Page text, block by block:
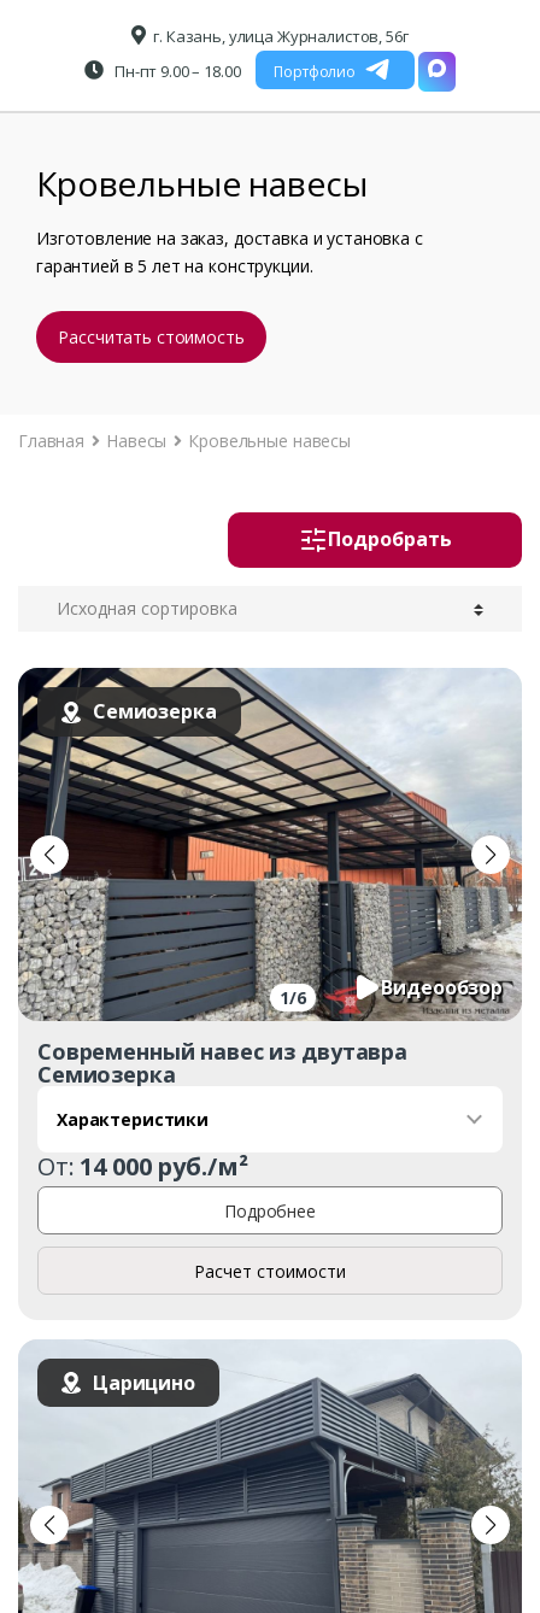
г. Казань, улица Журналистов, 56г
Пн-пт 9.00 – 18.00
Портфолио
Кровельные навесы
Изготовление на заказ, доставка и установка с
гарантией в 5 лет на конструкции.
Рассчитать стоимость
Главная Навесы Кровельные навесы
Подробрать
Семиозерка
Видеообзор
1/6
Современный навес из двутавра
Семиозерка
Характеристики
От: 14 000 руб./м²
Подробнее
Расчет стоимости
Царицино